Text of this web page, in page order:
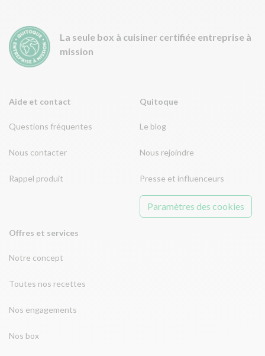
Aide et contact
Questions fréquentes
Nous contacter
Rappel produit
Offres et services
Notre concept
Toutes nos recettes
Nos engagements
Nos box
Quitoque
Le blog
Nous rejoindre
Presse et influenceurs
Paramètres des cookies
La seule box à cuisiner certifiée entreprise à
mission